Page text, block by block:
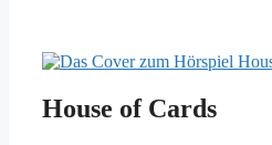
House of Cards